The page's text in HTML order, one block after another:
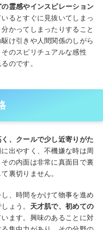
霊感やインスピレーション
るとすぐに見抜いてしまっ
かってしまったりすること
け引きや人間関係のしがら
のスピリチュアルな感性
のです。
、クールで少し近寄りがた
出やすく、不機嫌な時は周
の内面は非常に真面目で裏
裏切りません。
、時間をかけて物事を進め
ょう。 天才肌で、初めての
ます。興味のあることに対